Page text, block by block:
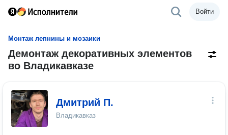
Войти
Монтаж лепнины и мозаики
Демонтаж декоративных элементов
во Владикавказе
Дмитрий П.
Владикавказ